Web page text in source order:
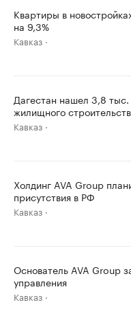
Квартиры в
на 9,3%
Кавказ
Дагестан нашел 3,8
жилищного
Кавказ
Холдинг AVA Group
присутствия в РФ
Кавказ
Основатель AVA Group
управления
Кавказ